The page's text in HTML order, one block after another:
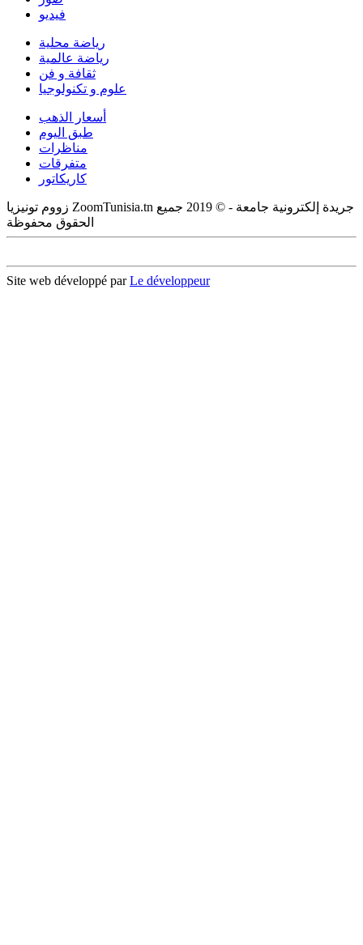
فيديو
رياضة محلية
رياضة عالمية
ثقافة و فن
علوم و تكنولوجيا
أسعار الذهب
طبق اليوم
مناظرات
متفرقات
كاريكاتور
زووم تونيزيا ZoomTunisia.tn جريدة إلكترونية جامعة - © 2019 جميع
الحقوق محفوظة
Site web développé parLe développeur